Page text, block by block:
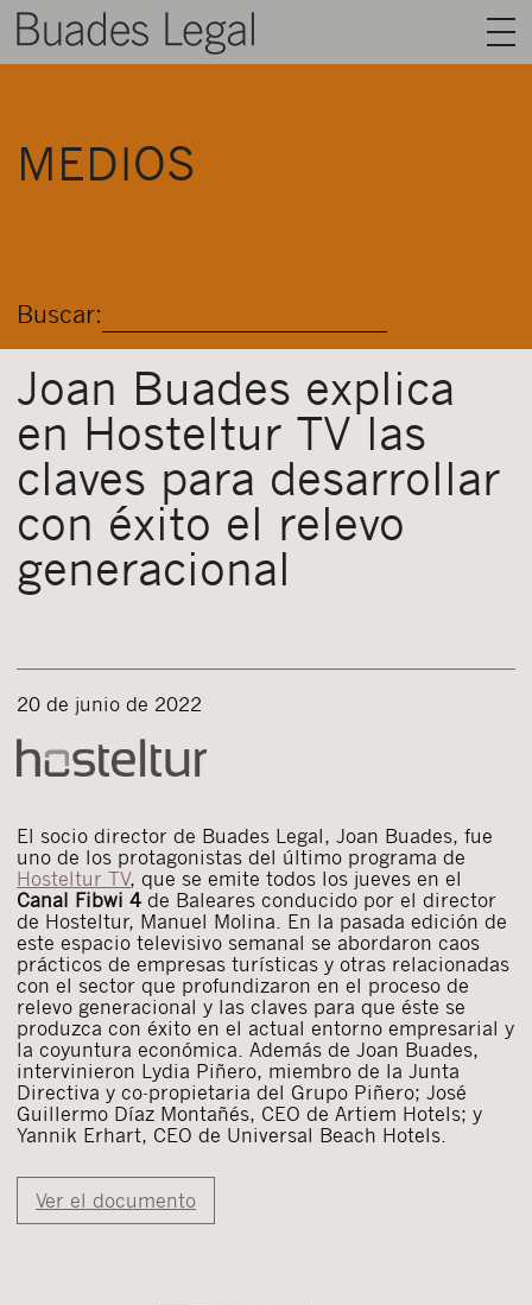
CONTACTO
ESPAÑOL
MEDIOS
Buscar:
Joan Buades explica
en Hosteltur TV las
claves para desarrollar
con éxito el relevo
generacional
20 de junio de 2022
El socio director de Buades Legal, Joan Buades, fue
uno de los protagonistas del último programa de
Hosteltur TV, que se emite todos los jueves en el
Canal Fibwi 4 de Baleares conducido por el director
de Hosteltur, Manuel Molina. En la pasada edición de
este espacio televisivo semanal se abordaron caos
prácticos de empresas turísticas y otras relacionadas
con el sector que profundizaron en el proceso de
relevo generacional y las claves para que éste se
produzca con éxito en el actual entorno empresarial y
la coyuntura económica. Además de Joan Buades,
intervinieron Lydia Piñero, miembro de la Junta
Directiva y co-propietaria del Grupo Piñero; José
Guillermo Díaz Montañés, CEO de Artiem Hotels; y
Yannik Erhart, CEO de Universal Beach Hotels.
Ver el documento